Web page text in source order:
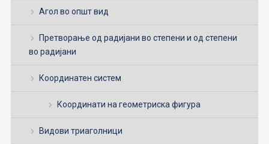
Агол во општ вид
Претворање од радијани во степени и од степени
во радијани
Координатен систем
Координати на геометриска фигура
Видови триаголници